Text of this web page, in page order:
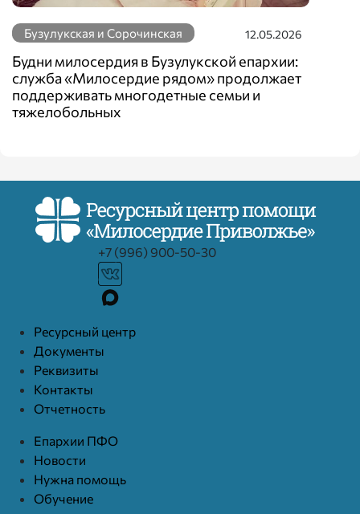
Бузулукская и Сорочинская 12.05.2026
Будни милосердия в Бузулукской епархии:
служба «Милосердие рядом» продолжает
поддерживать многодетные семьи и
тяжелобольных
+7 (996) 900-50-30
Ресурcный центр
Документы
Реквизиты
Контакты
Отчетность
Епархии ПФО
Новости
Нужна помощь
Обучение